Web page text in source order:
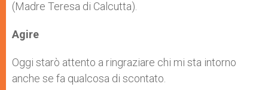
(Madre Teresa di Calcutta).
Agire
Oggi starò attento a ringraziare chi mi sta intorno
anche se fa qualcosa di scontato.